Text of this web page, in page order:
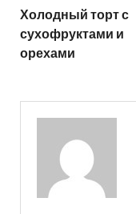
Холодный торт с
сухофруктами и
орехами